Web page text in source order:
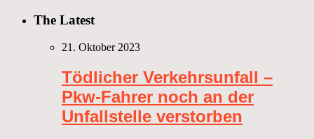
The Latest
21. Oktober 2023
Tödlicher Verkehrsunfall –
Pkw-Fahrer noch an der
Unfallstelle verstorben